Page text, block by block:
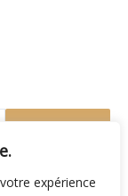
expérience